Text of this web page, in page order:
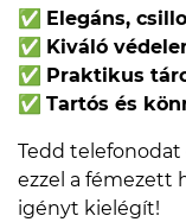
✅ Elegáns,
✅ Kiváló
✅ Praktikus
✅ Tartós és
Tedd telefonodat
ezzel a fémezett
igényt kielégít!